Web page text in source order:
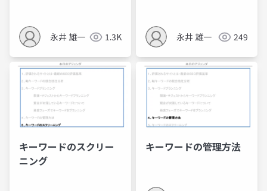
永井 雄一 1.3K 永井 雄一 249
キーワードのスクリー
ニング
キーワードの管理方法